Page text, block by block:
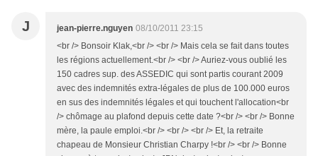
J jean-pierre.nguyen 08/10/2011 23:15
<br /> Bonsoir Klak,<br /> <br /> Mais cela se fait dans toutes
les régions actuellement.<br /> <br /> Auriez-vous oublié les
150 cadres sup. des ASSEDIC qui sont partis courant 2009
avec des indemnités extra-légales de plus de 100.000 euros
en sus des indemnités légales et qui touchent l'allocation<br
/> chômage au plafond depuis cette date ?<br /> <br /> Bonne
mère, la paule emploi.<br /> <br /> <br /> Et, la retraite
chapeau de Monsieur Christian Charpy !<br /> <br /> Bonne